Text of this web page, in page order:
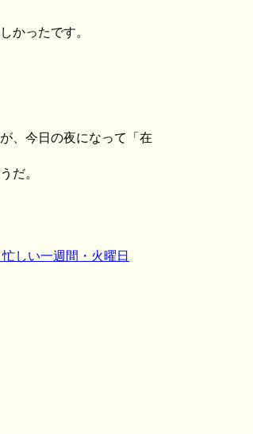
かったです。
、今日の夜になって「在
だ。
忙しい一週間・火曜日